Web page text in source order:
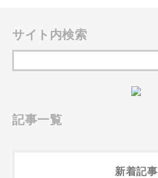
サイト内検索
記事一覧
新着記事